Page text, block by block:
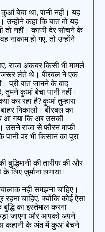
बेचा था, पानी नहीं। यह
उन्होंने कहा कि बात तो यह
तो नहीं। काफी देर सोचने के
नाकाम हो गए, तो उन्होंने
राजा अकबर किसी भी मामले
लेते थे। बीरबल ने एक
पूरी बात जानने के बाद
तुमने कुआं बेचा पानी नहीं।
कर रहा है? कुआं तुम्हारा
निकालो। बीरबल का
आ गया कि अब उसकी
उसने राजा से फौरन माफी
पर भी किसान का पूरा
की तारीफ की और
लिए जुर्माना लगाया।
नहीं समझना चाहिए।
चाहिए, क्योंकि कोई ऐसा
का इस्तेमाल करना
जाएगा और आपको अपने
कहानी के अंत में कुआं बेचने